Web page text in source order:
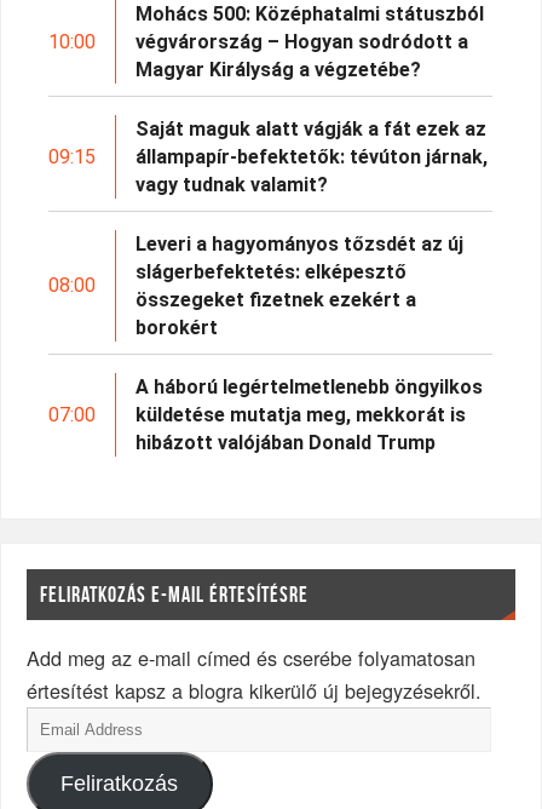
10:00
Mohács 500: Középhatalmi státuszból
végvárország – Hogyan sodródott a
Magyar Királyság a végzetébe?
09:15
Saját maguk alatt vágják a fát ezek az
állampapír-befektetők: tévúton járnak,
vagy tudnak valamit?
08:00
Leveri a hagyományos tőzsdét az új
slágerbefektetés: elképesztő
összegeket fizetnek ezekért a
borokért
07:00
A háború legértelmetlenebb öngyilkos
küldetése mutatja meg, mekkorát is
hibázott valójában Donald Trump
FELIRATKOZÁS E-MAIL ÉRTESÍTÉSRE
Add meg az e-mail címed és cserébe folyamatosan
értesítést kapsz a blogra kikerülő új bejegyzésekről.
Feliratkozás